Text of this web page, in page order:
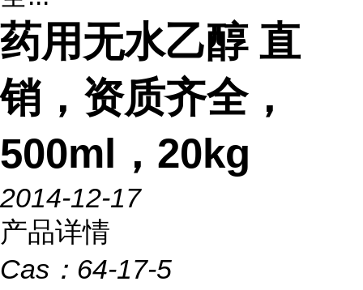
药用无水乙醇 直
销，资质齐全，
500ml，20kg
2014-12-17
产品详情
Cas： 64-17-5